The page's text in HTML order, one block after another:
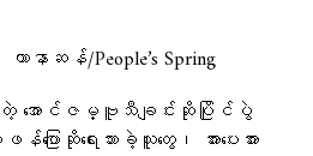
ဆန်/People’s Spring
အောင်ဇမ္ဗူသီချင်းဆိုပြိုင်ပွဲ
ာဆိုရေးသားခဲ့သူတွေ၊ အားပေးအား